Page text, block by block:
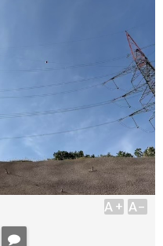
A+ A-